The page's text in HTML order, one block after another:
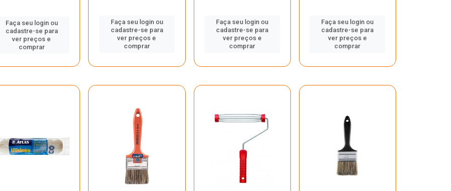
Faça seu login ou
cadastre-se para
ver preços e
comprar
Faça seu login ou
cadastre-se para
ver preços e
comprar
Faça seu login ou
cadastre-se para
ver preços e
comprar
Faça seu login ou
cadastre-se para
ver preços e
comprar